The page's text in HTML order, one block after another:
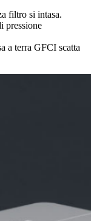
filtro si intasa.
pressione
a terra GFCI scatta